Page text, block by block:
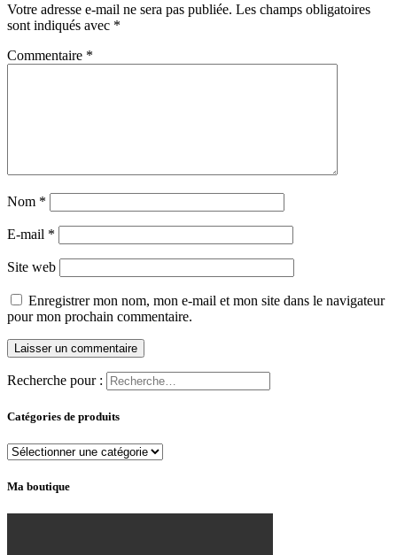
Votre adresse e-mail ne sera pas publiée. Les champs obligatoires
sont indiqués avec *
Commentaire *
Nom *
E-mail *
Site web
Enregistrer mon nom, mon e-mail et mon site dans le navigateur
pour mon prochain commentaire.
Recherche pour :
Catégories de produits
Ma boutique